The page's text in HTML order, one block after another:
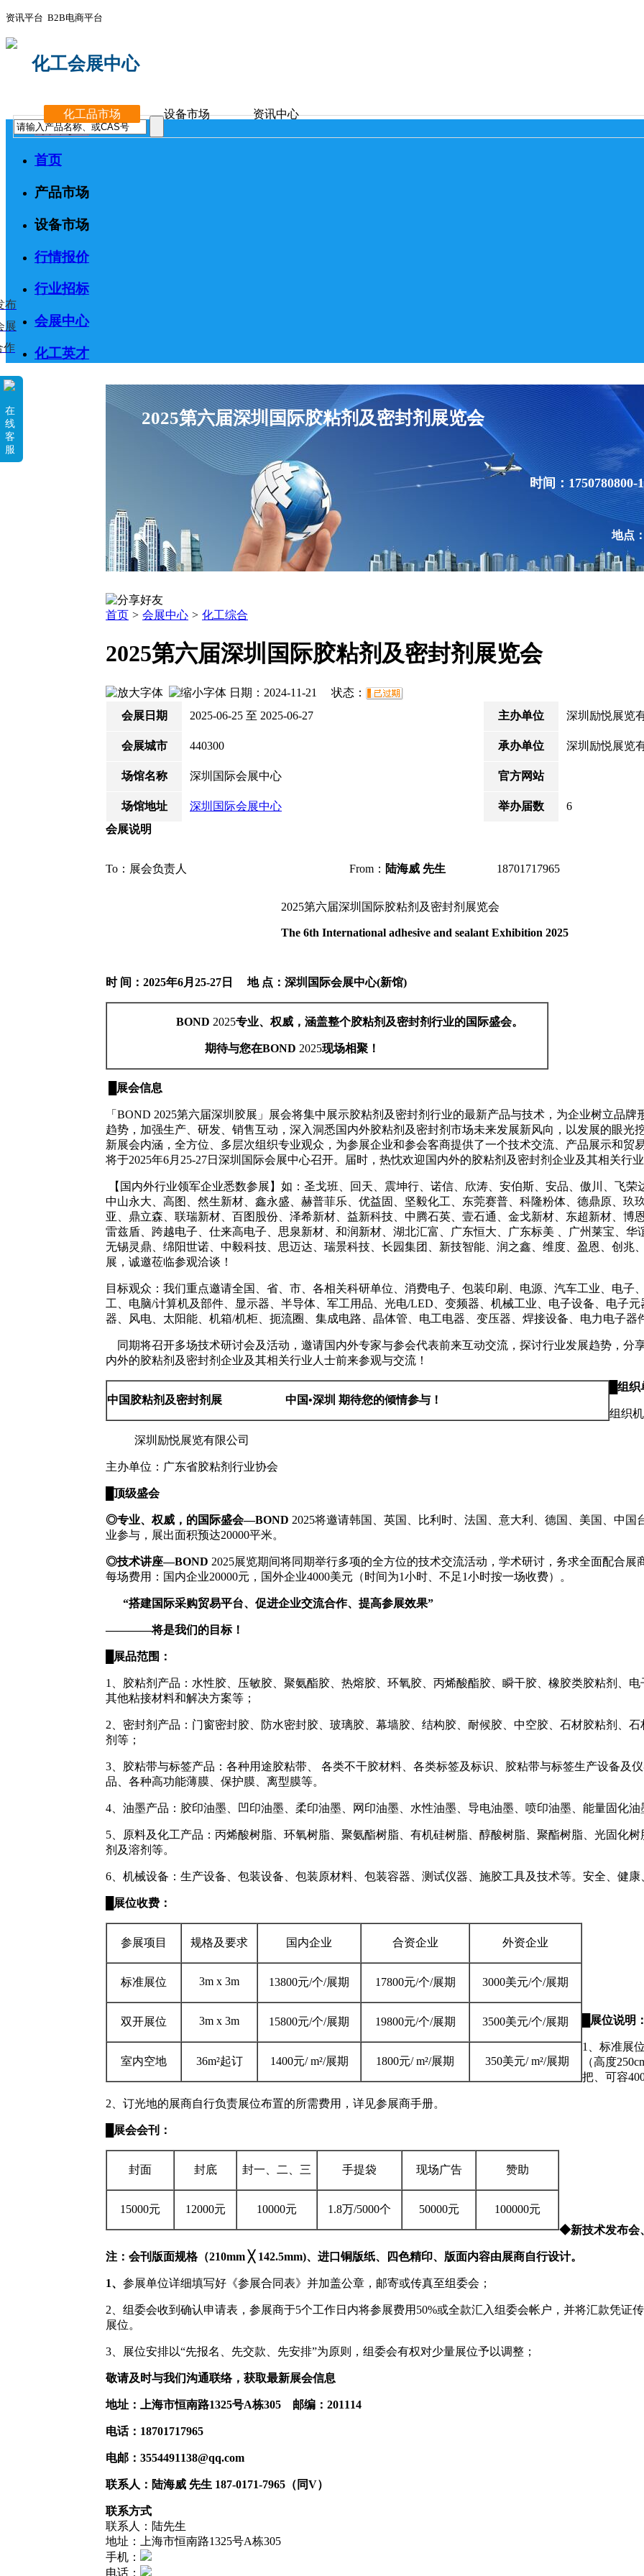
资讯平台 B2B电商平台
化工会展中心
化工品市场 设备市场 资讯中心
分类导航
首页
产品市场
设备市场
行情报价
行业招标
会展中心
化工英才
布
展
作
在
线
客
服
2025第六届深圳国际胶粘剂及密封剂展览会
时间：1750780800-
地点
首页 > 会展中心 > 化工综合
2025第六届深圳国际胶粘剂及密封剂展览会
日期：2024-11-21 状态：
会展日期
2025-06-25 至 2025-06-27 主办单位 深圳励悦展览
会展城市 440300 承办单位 深圳励悦展览
场馆名称 深圳国际会展中心 官方网站
场馆地址 深圳国际会展中心 举办届数
6
会展说明
To：展会负责人 From： 陆海威 先生 18701717965
2025第六届深圳国际胶粘剂及密封剂展览会
The 6th International adhesive and sealant Exhibition 2025
时 间： 2025年6月25-27日 地 点：深圳国际会展中心(新馆)
BOND 2025专业、权威，涵盖整个胶粘剂及密封剂行业的国际盛会。
期待与您在BOND 2025现场相聚！
展会信息
「 BOND 2025第六届深圳胶展」展会将集中展示胶粘剂及密封剂行业的最新产品与技术，为企业树立品
趋势，加强生产、研发、销售互动，深入洞悉国内外胶粘剂及密封剂市场未来发展新风向，以发展的眼光
新展会内涵，全方位、多层次组织专业观众，为参展企业和参会客商提供了一个技术交流、产品展示和贸
将于2025年6月25-27日深圳国际会展中心召开。届时，热忱欢迎国内外的胶粘剂及密封剂企业及其相关行
【国内外行业领军企业悉数参展】如：圣戈班、回天、震坤行、诺信、欣涛、安伯斯、安品、傲川、飞荣
中山永大、高图、然生新材、鑫永盛、赫普菲乐、优益固、坚毅化工、东莞赛普、科隆粉体、德鼎原、玖
亚、鼎立森、联瑞新材、百图股份、泽希新材、益新科技、中腾石英、壹石通、金戈新材、东超新材、博
雷兹盾、跨越电子、仕来高电子、思泉新材、和润新材、湖北汇富、广东恒大、广东标美 、广州莱宝、华
无锡灵鼎、绵阳世诺、中毅科技、思迈达、瑞景科技、长园集团、新技智能、润之鑫、维度、盈恩、创兆
展，诚邀莅临参观洽谈！
目标观众：我们重点邀请全国、省、市、各相关科研单位、消费电子、 包装印刷、电源、汽车工业、电子
工、电脑/计算机及部件、显示器、半导体、军工用品、光电/LED、变频器、机械工业、电子设备、电子
器、风电、太阳能、机箱/机柜、扼流圈、集成电路、晶体管、电工电器、变压器、焊接设备、电力电子器
同期将召开多场技术研讨会及活动，邀请国内外专家与参会代表前来互动交流，探讨行业发展趋势，分
内外的胶粘剂及密封剂企业及其相关行业人士前来参观与交流！
中国胶粘剂及密封剂展 中国•深圳 期待您的倾情参与！
组织
组织
深圳励悦展览有限公司
主办单位：广东省胶粘剂行业协会
█顶级盛会
◎专业、权威，的国际盛会—BOND 2025将邀请韩国、英国、比利时、法国、意大利、德国、美国、中国
业参与，展出面积预达20000平米。
◎技术讲座—BOND 2025展览期间将同期举行多项的全方位的技术交流活动，学术研讨，务求全面配合展
每场费用：国内企业20000元，国外企业4000美元（时间为1小时、不足1小时按一场收费）。
“搭建国际采购贸易平台、促进企业交流合作、提高参展效果”
————将是我们的目标！
展品范围：
1、胶粘剂产品：水性胶、压敏胶、聚氨酯胶、热熔胶、环氧胶、丙烯酸酯胶、瞬干胶、橡胶类胶粘剂、电
其他粘接材料和解决方案等；
2、密封剂产品：门窗密封胶、防水密封胶、玻璃胶、幕墙胶、结构胶、耐候胶、中空胶、石材胶粘剂、
剂等；
3、胶粘带与标签产品：各种用途胶粘带、 各类不干胶材料、各类标签及标识、胶粘带与标签生产设备及
品、各种高功能薄膜、保护膜、离型膜等。
4、油墨产品：胶印油墨、凹印油墨、柔印油墨、网印油墨、水性油墨、导电油墨、喷印油墨、能量固化油
5、原料及化工产品：丙烯酸树脂、环氧树脂、聚氨酯树脂、有机硅树脂、醇酸树脂、聚酯树脂、光固化
剂及溶剂等。
6、机械设备：生产设备、包装设备、包装原材料、包装容器、测试仪器、施胶工具及技术等。安全、健康
展位收费：
参展项目 规格及要求 国内企业 合资企业 外资企业
标准展位 3m x 3m 13800元/个/展期 17800元/个/展期 3000美元/个/展期
双开展位 3m x 3m 15800元/个/展期 19800元/个/展期 3500美元/个/展期
室内空地 36m²起订 1400元/m²/展期 1800元/m²/展期 350美元/m²/展期
展位说明：
1、 标准展
（高度
把、可容
2、 订光地的展商自行负责展位布置的所需费用，详见参展商手册。
展会会刊：
封面 封底 封一、二、三 手提袋 现场广告 赞助
15000元 12000元 10000元 1.8万/5000个 50000元
100000元
◆新技术发布会
注：会刊版面规格（210mm ╳ 142.5mm)、进口铜版纸、四色精印、版面内容由展商自行设计。
1、 参展单位详细填写好《参展合同表》并加盖公章，邮寄或传真至组委会；
2、组委会收到确认申请表，参展商于5个工作日内将参展费用50%或全款汇入组委会帐户，并将汇款凭证
展位。
3、展位安排以“先报名、先交款、先安排”为原则，组委会有权对少量展位予以调整；
敬请及时与我们沟通联络，获取最新展会信息
地址 ：上海市恒南路1325号A栋305 邮编： 201114
电话： 18701717965
电邮： 3554491138@qq.com
联系人：陆海威 先生 187-0171-7965（同V）
联系方式
联系人：陆先生
地址：上海市恒南路1325号A栋305
手机：
电话：